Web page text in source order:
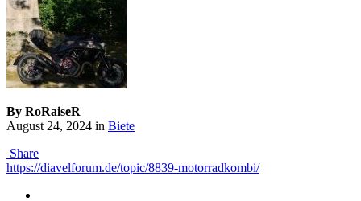
By RoRaiseR
August 24, 2024 in Biete
Share
https://diavelforum.de/topic/8839-motorradkombi/